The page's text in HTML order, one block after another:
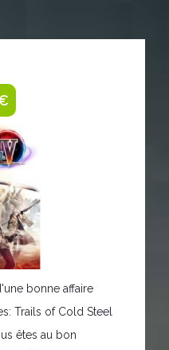
bonne affaire
Trails of Cold Steel
êtes au bon